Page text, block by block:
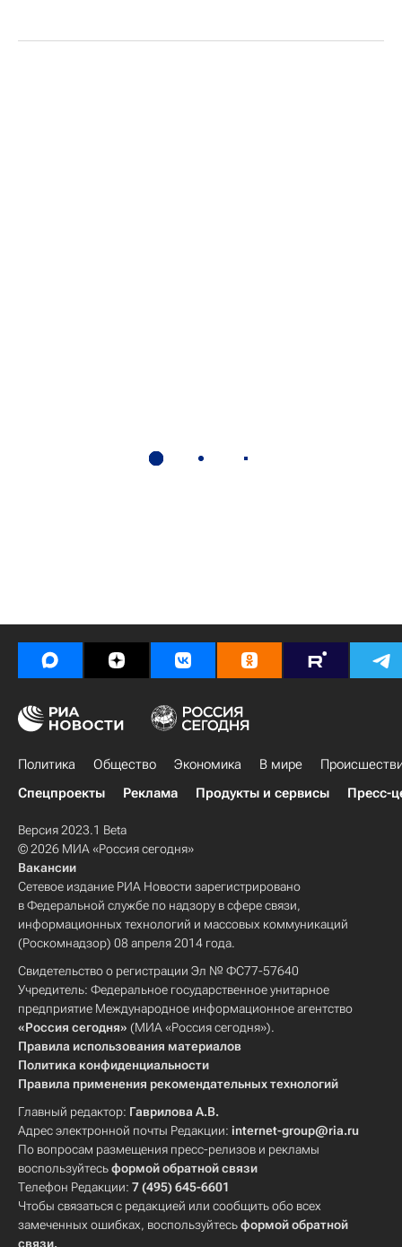
Политика Общество Экономика В мире
Спецпроекты
Реклама Продукты и сервисы Пресс-
Версия 2023.1 Beta
© 2026 МИА «Россия сегодня»
Вакансии
Сетевое издание РИА Новости зарегистрировано
в Федеральной службе по надзору в сфере связи,
информационных технологий и массовых коммуникаций
(Роскомнадзор) 08 апреля 2014 года.
Свидетельство о регистрации Эл № ФС77-57640
Учредитель: Федеральное государственное унитарное
предприятие Международное информационное агентство
«Россия сегодня» (МИА «Россия сегодня»).
Правила использования материалов
Политика конфиденциальности
Правила применения рекомендательных технологий
Главный редактор: Гаврилова А.В.
Адрес электронной почты Редакции: internet-group@ria.ru
По вопросам размещения пресс-релизов и рекламы
воспользуйтесьформой обратной связи
Телефон Редакции: 7 (495) 645-6601
Чтобы связаться с редакцией или сообщить обо всех
замеченных ошибках, воспользуйтесьформой обратной
связи.